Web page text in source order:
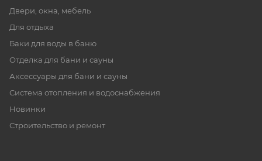
Двери, окна, мебель
Для отдыха
Баки для воды в баню
Отделка для бани и сауны
Аксессуары для бани и сауны
Система отопления и водоснабжения
Новинки
Строительство и ремонт